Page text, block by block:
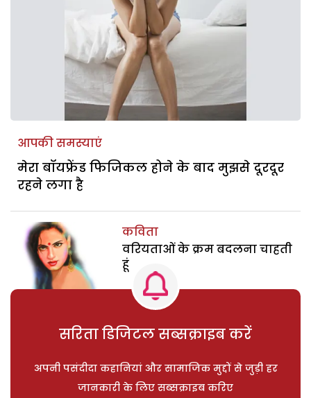
आपकी समस्याएं
मेरा बॉयफ्रेंड फिजिकल होने के बाद मुझसे दूरदूर
रहने लगा है
कविता
वरियताओं के क्रम बदलना चाहती
हूं
सरिता डिजिटल सब्सक्राइब करें
अपनी पसंदीदा कहानियां और सामाजिक मुद्दों से जुड़ी हर
जानकारी के लिए सब्सक्राइब करिए